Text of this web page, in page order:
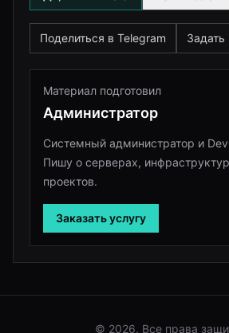
Поделиться в Telegram Задать
Материал подготовил
Администратор
Системный администратор и
Пишу о серверах,
проектов.
Заказать услугу
© 2026. Все права